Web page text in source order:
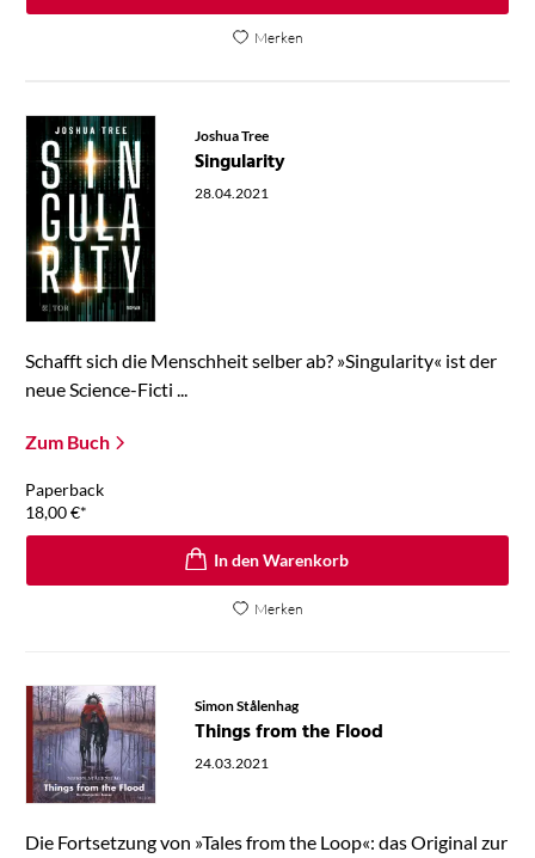
Merken
Joshua Tree
Singularity
28.04.2021
Schafft sich die Menschheit selber ab? »Singularity« ist der
neue Science-Ficti ...
Zum Buch
Paperback
18,00€*
In den Warenkorb
Merken
Simon Stålenhag
Things from the Flood
24.03.2021
Die Fortsetzung von »Tales from the Loop«: das Original zur